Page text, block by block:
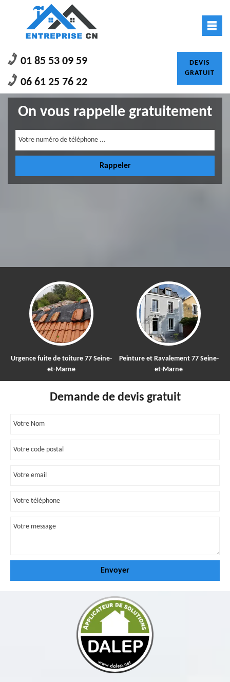
01 85 53 09 59
06 61 25 76 22
DEVIS
GRATUIT
On vous rappelle gratuitement
fuite de toiture 77 Seine-
et-Marne
Peinture et Ravalement 77 Seine-
et-Marne
Demande de devis gratuit